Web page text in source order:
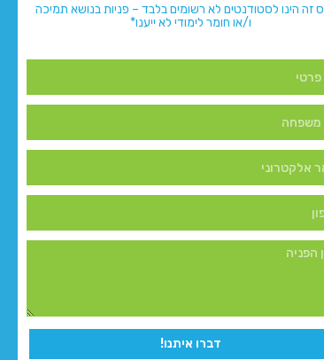
זה הינו לסטודנטים לא רשומים בלבד – פניות בנושא תמיכה
ו/או חומר לימודי לא ייענו*
דברו איתנו!